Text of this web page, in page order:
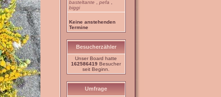
basteltante
pefa
biggi
Keine anstehenden
Termine
Besucherzähler
Unser Board hatte
162586419 Besucher
seit Beginn.
Umfrage